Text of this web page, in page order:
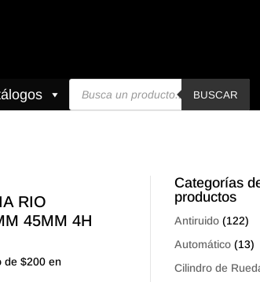
Búsqueda
BUSCAR
RIO
45MM 4H
de $200 en
Categorías
productos
Antiruido (122)
Automático (13)
Cilindro de